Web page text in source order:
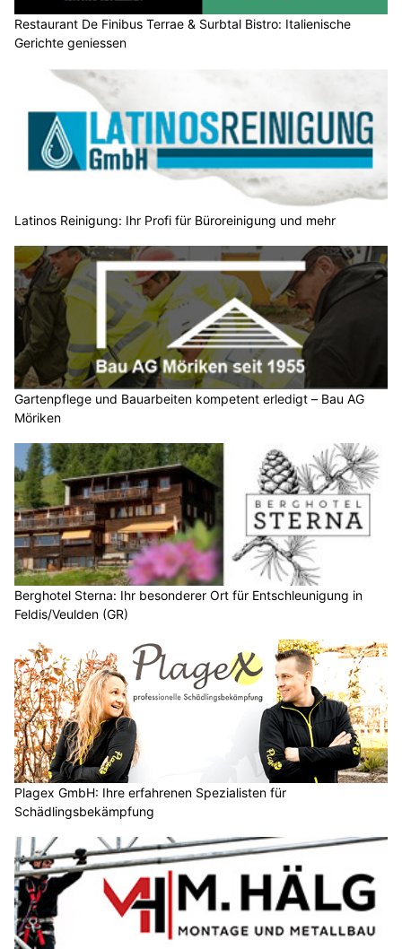
Restaurant De Finibus Terrae & Surbtal Bistro: Italienische
Gerichte geniessen
Latinos Reinigung: Ihr Profi für Büroreinigung und mehr
Gartenpflege und Bauarbeiten kompetent erledigt – Bau AG
Möriken
Berghotel Sterna: Ihr besonderer Ort für Entschleunigung in
Feldis/Veulden (GR)
Plagex GmbH: Ihre erfahrenen Spezialisten für
Schädlingsbekämpfung